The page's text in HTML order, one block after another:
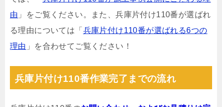
由 」をご覧ください。また、兵庫片付け110番が選ばれ
る理由については「 兵庫片付け110番が選ばれる6つの
理由 」を合わせてご覧ください！
兵庫片付け110番作業完了までの流れ